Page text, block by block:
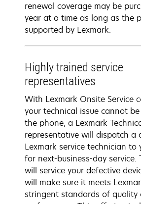
renewal coverage may be
year at a time as long as the
supported by Lexmark.
Highly trained service
representatives
With Lexmark Onsite Service
your technical issue cannot
the phone, a Lexmark
representative will dispatch a
Lexmark service technician to
for next-business-day service.
will service your defective
will make sure it meets
stringent standards of quality